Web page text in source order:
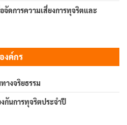
จัดการความเสี่ยงการทุจริตและ
งค์กร
างจริยธรรม
กันการทุจริตประจำปี